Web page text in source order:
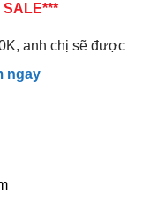
anh chị sẽ được
ngay